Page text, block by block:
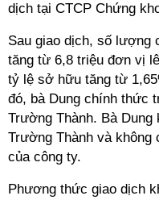
dịch tại CTCP Chứng
Sau giao dịch, số lượng
tăng từ 6,8 triệu đơn vị
tỷ lệ sở hữu tăng từ
đó, bà Dung chính thức
Trường Thành. Bà
Trường Thành và không
của công ty.
Phương thức giao dịch